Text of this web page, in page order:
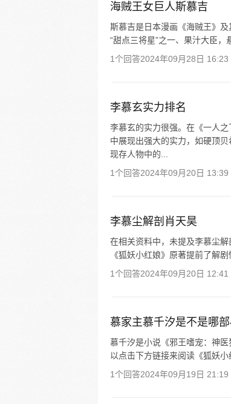
海贼王女巨人斯慕吉
斯慕吉是日本漫画《海贼王》
“甜点三将星”之一、果汁大臣
1个回答2024年09月28日 16:23
李慕玄实力排名
李慕玄的实力很强。在《一人
中展现出强大的实力，如硬顶
现存人物中的...
1个回答2024年09月20日 13:39
李慕尘解剖肖天昊
在相关资料中，未提及李慕尘
《狐妖小红娘》原著提前了解剧
1个回答2024年09月20日 12:41
慕家主慕千汐是不是哪
慕千汐是小说《邪王嗜宠：神
以点击下方链接来阅读《狐妖小
1个回答2024年09月19日 21:19